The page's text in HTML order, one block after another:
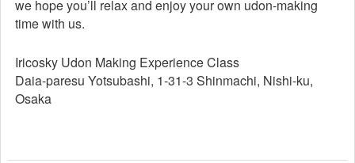
we hope you’ll relax and enjoy your own udon-making
time with us.
Iricosky Udon Making Experience Class
Daia-paresu Yotsubashi, 1-31-3 Shinmachi, Nishi-ku,
Osaka